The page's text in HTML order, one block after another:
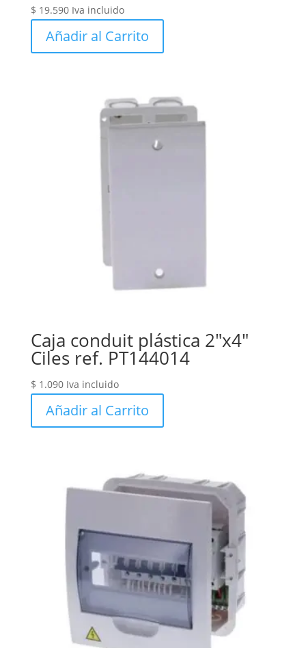
$ 19.590 Iva incluido
Añadir al Carrito
Caja conduit plástica 2″x4″
Ciles ref. PT144014
$ 1.090 Iva incluido
Añadir al Carrito